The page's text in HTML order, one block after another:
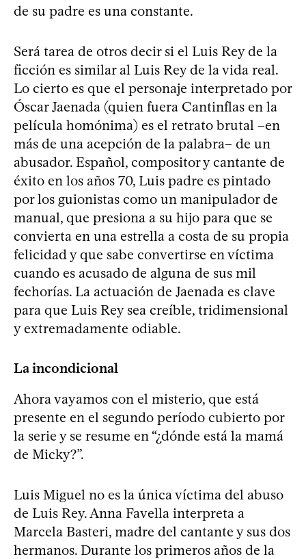
de su padre es una constante.
Será tarea de otros decir si el Luis Rey de la
ficción es similar al Luis Rey de la vida real.
Lo cierto es que el personaje interpretado por
Óscar Jaenada (quien fuera Cantinflas en la
película homónima) es el retrato brutal –en
más de una acepción de la palabra– de un
abusador. Español, compositor y cantante de
éxito en los años 70, Luis padre es pintado
por los guionistas como un manipulador de
manual, que presiona a su hijo para que se
convierta en una estrella a costa de su propia
felicidad y que sabe convertirse en víctima
cuando es acusado de alguna de sus mil
fechorías. La actuación de Jaenada es clave
para que Luis Rey sea creíble, tridimensional
y extremadamente odiable.
La incondicional
Ahora vayamos con el misterio, que está
presente en el segundo período cubierto por
la serie y se resume en “¿dónde está la mamá
de Micky?”.
Luis Miguel no es la única víctima del abuso
de Luis Rey. Anna Favella interpreta a
Marcela Basteri, madre del cantante y sus dos
hermanos. Durante los primeros años de la